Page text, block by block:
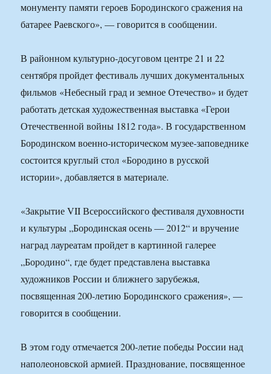
монументу памяти героев Бородинского сражения на
батарее Раевского», — говорится в сообщении.
В районном культурно-досуговом центре 21 и 22
сентября пройдет фестиваль лучших документальных
фильмов «Небесный град и земное Отечество» и будет
работать детская художественная выставка «Герои
Отечественной войны 1812 года». В государственном
Бородинском военно-историческом музее-заповеднике
состоится круглый стол «Бородино в русской
истории», добавляется в материале.
«Закрытие VII Всероссийского фестиваля духовности
и культуры „Бородинская осень — 2012“ и вручение
наград лауреатам пройдет в картинной галерее
„Бородино“, где будет представлена выставка
художников России и ближнего зарубежья,
посвященная 200-летию Бородинского сражения», —
говорится в сообщении.
В этом году отмечается 200-летие победы России над
наполеоновской армией. Празднование, посвященное